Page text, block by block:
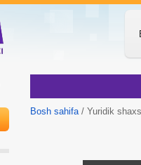
Bosh sahifa/ Yuridik